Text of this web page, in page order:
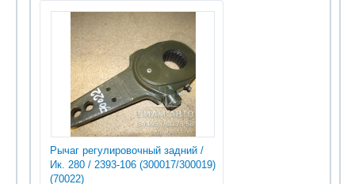
Рычаг регулировочный задний /
Ик. 280 / 2393-106 (300017/300019)
(70022)